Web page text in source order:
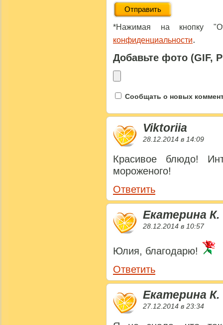
*Нажимая на кнопку
конфиденциальности.
Добавьте фото (GIF,
Сообщать о новых
Viktoriia
28.12.2014 в 14:09
Красивое блюдо!
мороженого!
Ответить
Екатерина К.
28.12.2014 в 10:57
Юлия, благодарю!
Ответить
Екатерина К.
27.12.2014 в 23:34